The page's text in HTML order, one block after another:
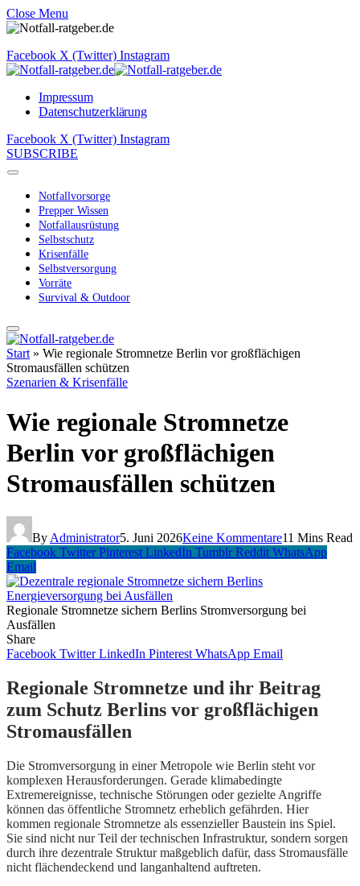
Close Menu
Facebook X (Twitter) Instagram
Impressum
Datenschutzerklärung
Facebook X (Twitter) Instagram
SUBSCRIBE
Notfallvorsorge
Prepper Wissen
Notfallausrüstung
Selbstschutz
Krisenfälle
Selbstversorgung
Vorräte
Survival & Outdoor
Start » Wie regionale Stromnetze Berlin vor großflächigen
Stromausfällen schützen
Szenarien & Krisenfälle
Wie regionale Stromnetze
Berlin vor großflächigen
Stromausfällen schützen
By Administrator5. Juni 2026Keine Kommentare11 Mins Read
Facebook Twitter Pinterest LinkedIn Tumblr Reddit WhatsApp
Email
Regionale Stromnetze sichern Berlins Stromversorgung bei
Ausfällen
Share
Facebook Twitter LinkedIn Pinterest WhatsApp Email
Regionale Stromnetze und ihr Beitrag
zum Schutz Berlins vor großflächigen
Stromausfällen
Die Stromversorgung in einer Metropole wie Berlin steht vor
komplexen Herausforderungen. Gerade klimabedingte
Extremereignisse, technische Störungen oder gezielte Angriffe
können das öffentliche Stromnetz erheblich gefährden. Hier
kommen regionale Stromnetze als essenzieller Baustein ins Spiel.
Sie sind nicht nur Teil der technischen Infrastruktur, sondern sorgen
durch ihre dezentrale Struktur maßgeblich dafür, dass Stromausfälle
nicht flächendeckend und langanhaltend auftreten.